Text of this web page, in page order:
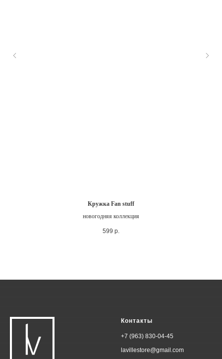
Кружка Fan stuff
новогодняя коллекция
599 р.
Контакты
+7 (963) 830-04-45
lavillestore@gmail.com